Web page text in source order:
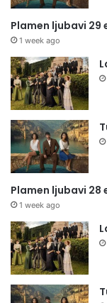
Plamen ljubavi 29
1 week ago
Plamen ljubavi 28
1 week ago